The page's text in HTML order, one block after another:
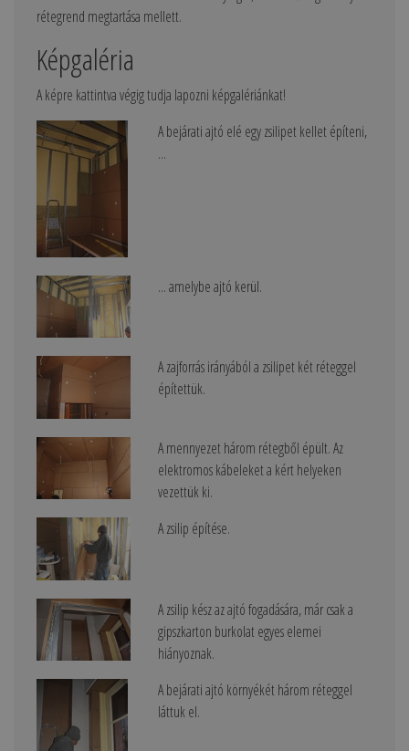
rétegrend megtartása mellett.
Képgaléria
A képre kattintva végig tudja lapozni képgalériánkat!
A bejárati ajtó elé egy zsilipet kellet építeni,
...
... amelybe ajtó kerül.
A zajforrás irányából a zsilipet két réteggel
építettük.
A mennyezet három rétegből épült. Az
elektromos kábeleket a kért helyeken
vezettük ki.
A zsilip építése.
A zsilip kész az ajtó fogadására, már csak a
gipszkarton burkolat egyes elemei
hiányoznak.
A bejárati ajtó környékét három réteggel
láttuk el.